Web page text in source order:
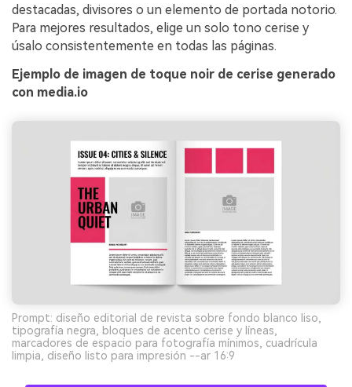
destacadas, divisores o un elemento de portada notorio.
Para mejores resultados, elige un solo tono cerise y
úsalo consistentemente en todas las páginas.
Ejemplo de imagen de toque noir de cerise generado
con media.io
Prompt: diseño editorial de revista sobre fondo blanco liso,
tipografía negra, bloques de acento cerise y líneas,
marcadores de espacio para fotografía mínimos, cuadrícula
limpia, diseño listo para impresión --ar 16:9